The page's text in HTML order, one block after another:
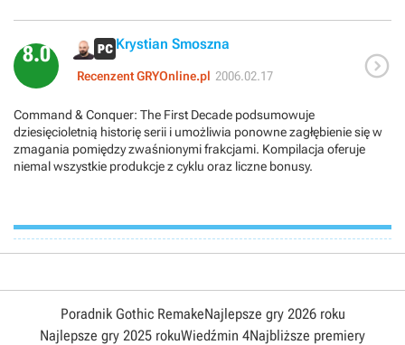
8.0 Krystian Smoszna
Recenzent GRYOnline.pl 2006.02.17 
Command & Conquer: The First Decade podsumowuje
dziesięcioletnią historię serii i umożliwia ponowne zagłębienie się w
zmagania pomiędzy zwaśnionymi frakcjami. Kompilacja oferuje
niemal wszystkie produkcje z cyklu oraz liczne bonusy.
Poradnik Gothic RemakeNajlepsze gry 2026 roku
Najlepsze gry 2025 rokuWiedźmin 4Najbliższe premiery